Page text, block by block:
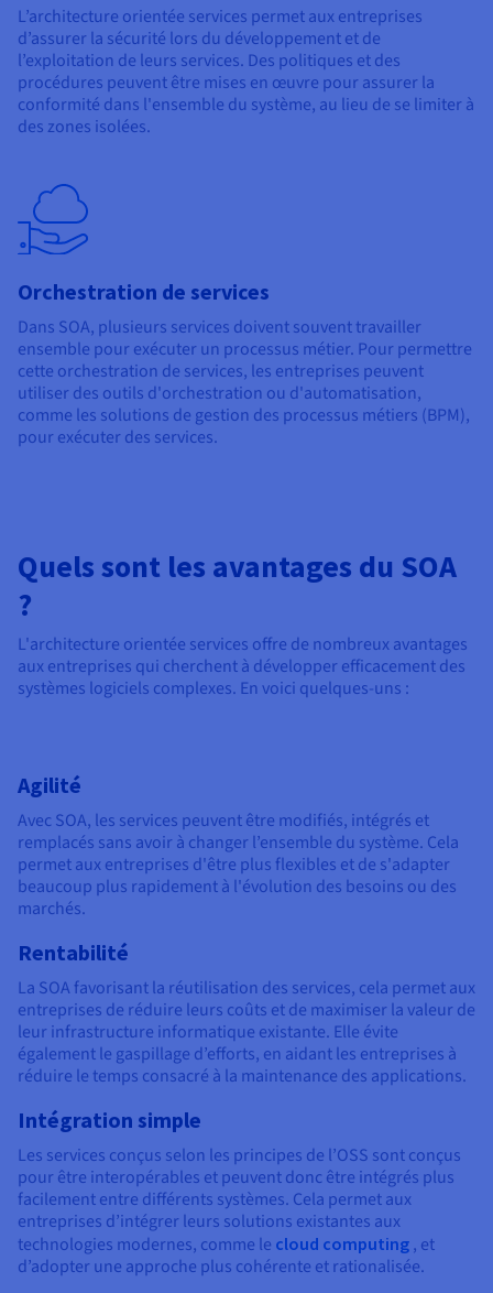
L’architecture orientée services permet aux entreprises
d’assurer la sécurité lors du développement et de
l’exploitation de leurs services. Des politiques et des
procédures peuvent être mises en œuvre pour assurer la
conformité dans l'ensemble du système, au lieu de se limiter à
des zones isolées.
Orchestration de services
Dans SOA, plusieurs services doivent souvent travailler
ensemble pour exécuter un processus métier. Pour permettre
cette orchestration de services, les entreprises peuvent
utiliser des outils d'orchestration ou d'automatisation,
comme les solutions de gestion des processus métiers (BPM),
pour exécuter des services.
Quels sont les avantages du SOA
?
L'architecture orientée services offre de nombreux avantages
aux entreprises qui cherchent à développer efficacement des
systèmes logiciels complexes. En voici quelques-uns :
Agilité
Avec SOA, les services peuvent être modifiés, intégrés et
remplacés sans avoir à changer l’ensemble du système. Cela
permet aux entreprises d'être plus flexibles et de s'adapter
beaucoup plus rapidement à l'évolution des besoins ou des
marchés.
Rentabilité
La SOA favorisant la réutilisation des services, cela permet aux
entreprises de réduire leurs coûts et de maximiser la valeur de
leur infrastructure informatique existante. Elle évite
également le gaspillage d’efforts, en aidant les entreprises à
réduire le temps consacré à la maintenance des applications.
Intégration simple
Les services conçus selon les principes de l’OSS sont conçus
pour être interopérables et peuvent donc être intégrés plus
facilement entre différents systèmes. Cela permet aux
entreprises d’intégrer leurs solutions existantes aux
technologies modernes, comme le cloud computing , et
d’adopter une approche plus cohérente et rationalisée.